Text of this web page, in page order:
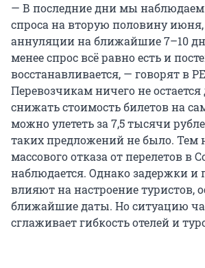
— В последние дни мы
спроса на вторую половину
аннуляции на ближайшие 7–10
менее спрос всё равно есть и
восстанавливается, — говорят в
Перевозчикам ничего не остается
снижать стоимость билетов на
можно улететь за 7,5 тысячи
таких предложений не было. Тем
массового отказа от перелетов в
наблюдается. Однако задержки и
влияют на настроение туристов,
ближайшие даты. Но ситуацию
сглаживает гибкость отелей и